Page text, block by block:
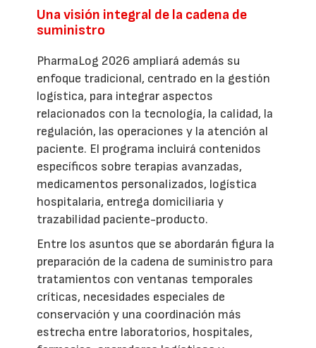
Una visión integral de la cadena de
suministro
PharmaLog 2026 ampliará además su
enfoque tradicional, centrado en la gestión
logística, para integrar aspectos
relacionados con la tecnología, la calidad, la
regulación, las operaciones y la atención al
paciente. El programa incluirá contenidos
específicos sobre terapias avanzadas,
medicamentos personalizados, logística
hospitalaria, entrega domiciliaria y
trazabilidad paciente-producto.
Entre los asuntos que se abordarán figura la
preparación de la cadena de suministro para
tratamientos con ventanas temporales
críticas, necesidades especiales de
conservación y una coordinación más
estrecha entre laboratorios, hospitales,